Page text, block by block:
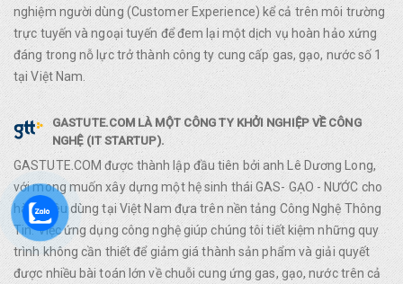
nghiệm người dùng (Customer Experience) kể cả trên môi trường
trực tuyến và ngoại tuyến để đem lại một dịch vụ hoàn hảo xứng
đáng trong nỗ lực trở thành công ty cung cấp gas, gạo, nước số 1
tại Việt Nam.
GASTUTE.COM LÀ MỘT CÔNG TY KHỞI NGHIỆP VỀ CÔNG
NGHỆ (IT STARTUP).
GASTUTE.COM được thành lập đầu tiên bởi anh Lê Dương Long,
với mong muốn xây dựng một hệ sinh thái GAS- GẠO - NƯỚC cho
hàng tiêu dùng tại Việt Nam đựa trên nền tảng Công Nghệ Thông
Tin. Việc ứng dụng công nghệ giúp chúng tôi tiết kiệm những quy
trình không cần thiết để giảm giá thành sản phẩm và giải quyết
được nhiều bài toán lớn về chuỗi cung ứng gas, gạo, nước trên cả